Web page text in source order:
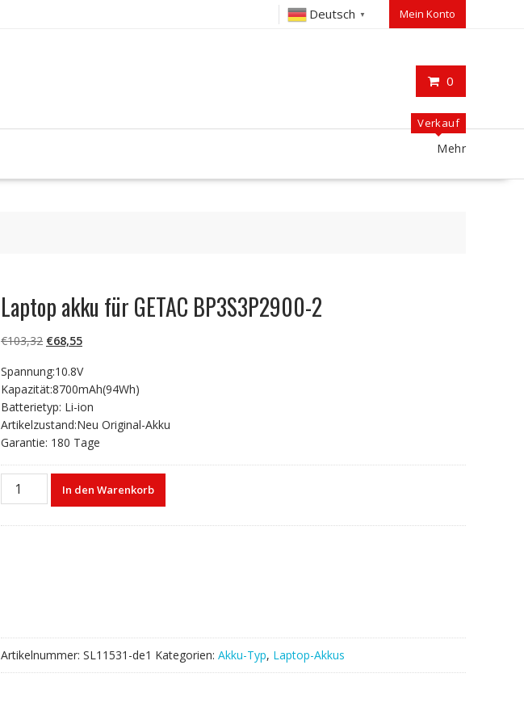
Deutsch ▼ Mein Konto
0
Verkauf
Mehr
Laptop akku für GETAC BP3S3P2900-2
€103,32 Ursprünglicher
war:
€103,32
€68,55Aktueller
ist:
€68,55.
Spannung:10.8V
Kapazität:8700mAh(94Wh)
Batterietyp: Li-ion
Artikelzustand:Neu Original-Akku
Garantie: 180 Tage
Laptop
akku
In den Warenkorb
Artikelnummer: SL11531-de1 Kategorien: Akku-Typ, Laptop-Akkus